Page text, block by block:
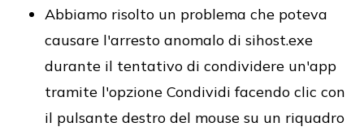
Abbiamo risolto un problema che poteva
causare l'arresto anomalo di sihost.exe
durante il tentativo di condividere un'app
tramite l'opzione Condividi facendo clic con
il pulsante destro del mouse su un riquadro